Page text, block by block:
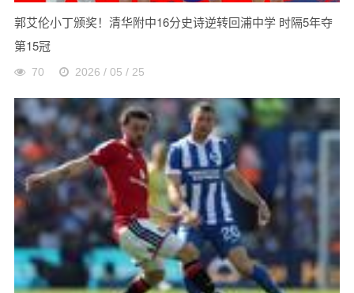
郭艾伦小丁颁奖！清华附中16分史诗逆转回浦中学 时隔5年夺
第15冠
70 2026 / 05 / 25